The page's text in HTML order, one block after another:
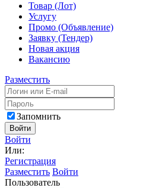
Товар (Лот)
Услугу
Промо (Объявление)
Заявку (Тендер)
Новая акция
Вакансию
Разместить
Запомнить
Войти
Войти
Или:
Регистрация
Разместить Войти
Пользователь